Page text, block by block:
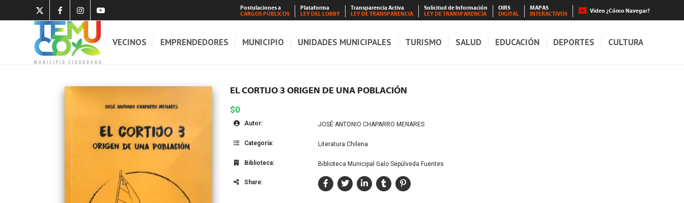
Postulaciones a
CARGOS PÚBLICOS
Plataforma
LEY DEL LOBBY
Transparencia Activa
LEY DE TRANSPARENCIA
Solicitud de Información
LEY DE TRANSPARENCIA
OIRS
DIGITAL
MAPAS
INTERACTIVOS
Video ¿Cómo Navegar?
VECINOS EMPRENDEDORES MUNICIPIO UNIDADES MUNICIPALES TURISMO SALUD EDUCACIÓN DEPORTES CULTURA
EL CORTIJO 3 ORIGEN DE UNA POBLACIÓN
$0
Autor: JOSÉ ANTONIO CHAPARRO MENARES
Categoría: Literatura Chilena
Biblioteca: Biblioteca Municipal Galo Sepúlveda Fuentes
Share: